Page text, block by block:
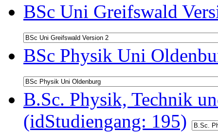
BSc Uni Greifswald
BSc Physik Uni
B.Sc. Physik, Technik
(idStudiengang: 195)